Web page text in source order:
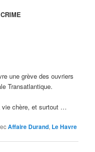
une grève des ouvriers
Transatlantique.
vie chère, et surtout …
Affaire Durand, Le Havre